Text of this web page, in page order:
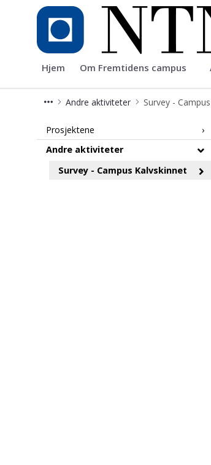
Fremtidenscampus
Hjem Om Fremtidens campus
Andre aktiviteter Survey -
Survey - Campus Kalvskinnet
Prosjektene
Andre aktiviteter
Survey - Campus Kalvskinnet